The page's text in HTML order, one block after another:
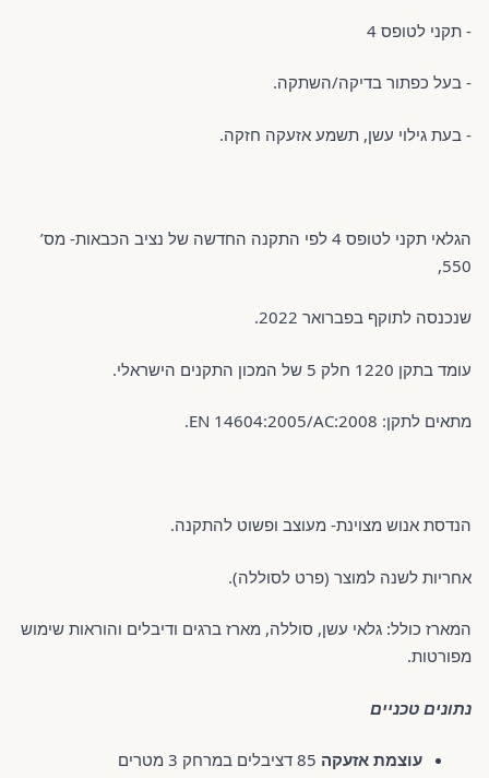
- תקני לטופס 4
- בעל כפתור בדיקה/השתקה.
- בעת גילוי עשן, תשמע אזעקה חזקה.
הגלאי תקני לטופס 4 לפי התקנה החדשה של נציב הכבאות- מס’
550,
שנכנסה לתוקף בפברואר 2022.
עומד בתקן 1220 חלק 5 של המכון התקנים הישראלי.
מתאים לתקן: EN 14604:2005/AC:2008.
הנדסת אנוש מצוינת- מעוצב ופשוט להתקנה.
אחריות לשנה למוצר (פרט לסוללה).
המארז כולל: גלאי עשן, סוללה, מארז ברגים ודיבלים והוראות שימוש
מפורטות.
נתונים טכניים
עוצמת אזעקה 85 דציבלים במרחק 3 מטרים